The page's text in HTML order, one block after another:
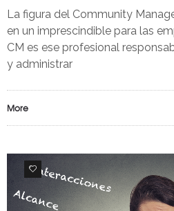
La figura del Community
en un imprescindible para las
CM es ese profesional
y administrar
More
0